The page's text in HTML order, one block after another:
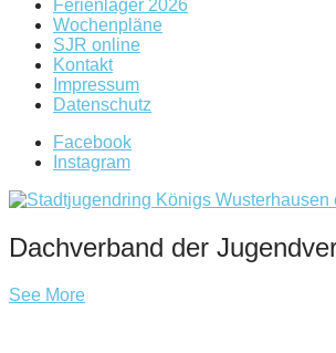
Ferienlager 2026
Wochenpläne
SJR online
Kontakt
Impressum
Datenschutz
Facebook
Instagram
Dachverband der
See More